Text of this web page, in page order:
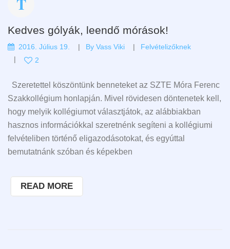
Kedves gólyák, leendő mórások!
2016. Július 19. By Vass Viki
Felvételizőknek
2
Szeretettel köszöntünk benneteket az SZTE Móra Ferenc
Szakkollégium honlapján. Mivel rövidesen döntenetek kell,
hogy melyik kollégiumot választjátok, az alábbiakban
hasznos információkkal szeretnénk segíteni a kollégiumi
felvételiben történő eligazodásotokat, és egyúttal
bemutatnánk szóban és képekben
READ MORE